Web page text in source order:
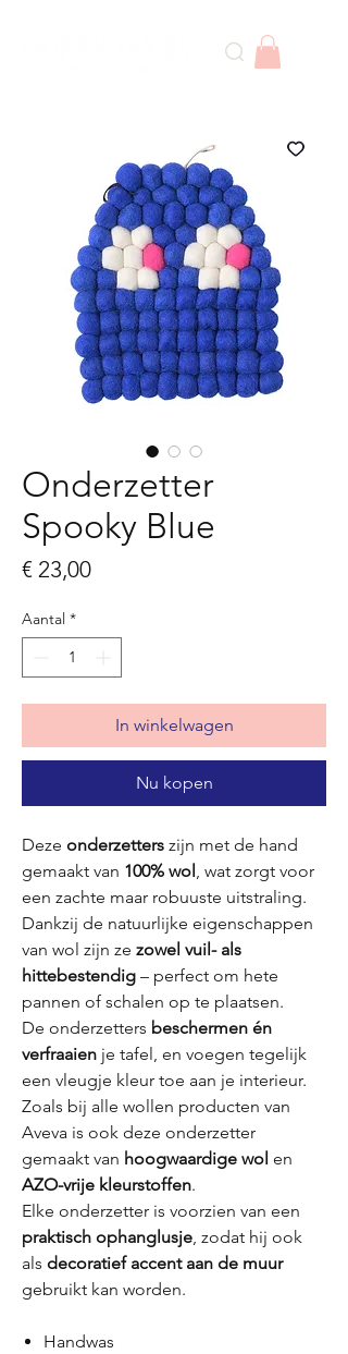
Onderzetter
Spooky Blue
€ 23,00Prijs
Aantal *
In winkelwagen
Nu kopen
Deze onderzetters zijn met de hand
gemaakt van 100% wol, wat zorgt voor
een zachte maar robuuste uitstraling.
Dankzij de natuurlijke eigenschappen
van wol zijn ze zowel vuil- als
hittebestendig – perfect om hete
pannen of schalen op te plaatsen.
De onderzetters beschermen én
verfraaien je tafel, en voegen tegelijk
een vleugje kleur toe aan je interieur.
Zoals bij alle wollen producten van
Aveva is ook deze onderzetter
gemaakt van hoogwaardige wol en
AZO-vrije kleurstoffen.
Elke onderzetter is voorzien van een
praktisch ophanglusje, zodat hij ook
als decoratief accent aan de muur
gebruikt kan worden.
Handwas